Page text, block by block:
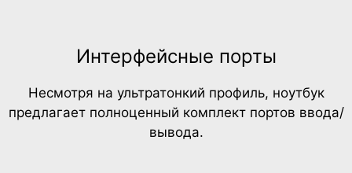
Интерфейсные порты
Несмотря на ультратонкий профиль, ноутбук
предлагает полноценный комплект портов ввода/
вывода.